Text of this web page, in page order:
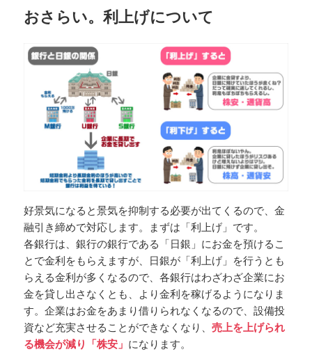
おさらい。利上げについて
好景気になると景気を抑制する必要が出てくるので、金
融引き締めで対応します。まずは「利上げ」です。
各銀行は、銀行の銀行である「日銀」にお金を預けるこ
とで金利をもらえますが、日銀が「利上げ」を行うとも
らえる金利が多くなるので、各銀行はわざわざ企業にお
金を貸し出さなくとも、より金利を稼げるようになりま
す。企業はお金をあまり借りられなくなるので、設備投
資など充実させることができなくなり、売上を上げられ
る機会が減り「株安」 になります。